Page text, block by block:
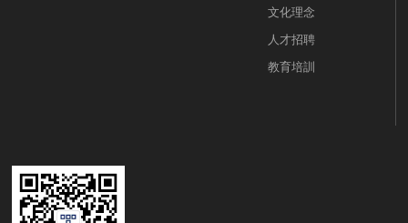
文化理念
人才招聘
教育培訓